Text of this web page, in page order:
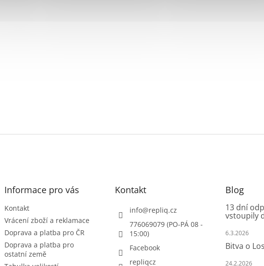
Informace pro vás
Kontakt
Vrácení zboží a reklamace
Doprava a platba pro ČR
Doprava a platba pro
ostatní země
Kontakt
info@repliq.cz
776069079 (PO-PÁ 08 -
15:00)
Facebook
repliqcz
Blog
13 dní
vstoupily
6.3.2026
Bitva o
24.2.2026